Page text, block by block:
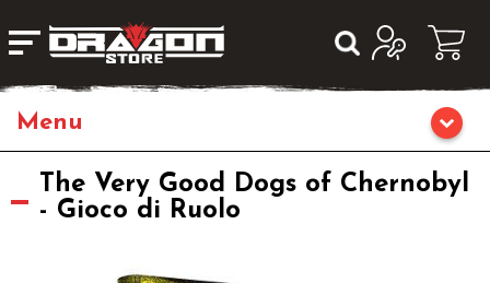
Giochi da Tavolo
The Very Good Dogs of Chernobyl
- Gioco di Ruolo